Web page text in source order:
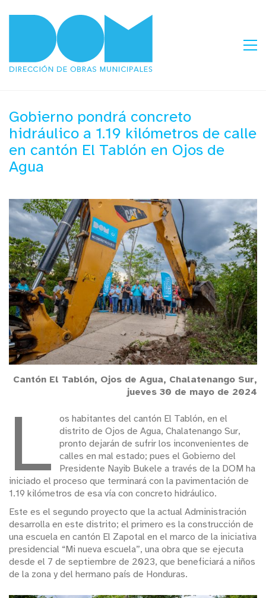
Gobierno pondrá concreto
hidráulico a 1.19 kilómetros de calle
en cantón El Tablón en Ojos de
Agua
Cantón El Tablón, Ojos de Agua, Chalatenango Sur,
jueves 30 de mayo de 2024
L
os habitantes del cantón El Tablón, en el
distrito de Ojos de Agua, Chalatenango Sur,
pronto dejarán de sufrir los inconvenientes de
calles en mal estado; pues el Gobierno del
Presidente Nayib Bukele a través de la DOM ha
iniciado el proceso que terminará con la pavimentación de
1.19 kilómetros de esa vía con concreto hidráulico.
Este es el segundo proyecto que la actual Administración
desarrolla en este distrito; el primero es la construcción de
una escuela en cantón El Zapotal en el marco de la iniciativa
presidencial “Mi nueva escuela”, una obra que se ejecuta
desde el 7 de septiembre de 2023, que beneficiará a niños
de la zona y del hermano país de Honduras.